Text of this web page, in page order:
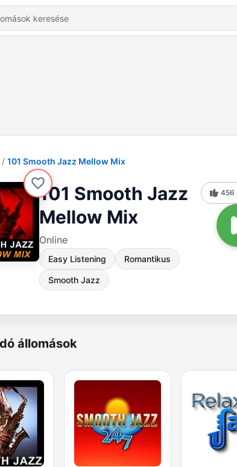
101 Smooth Jazz Mellow Mix
101 Smooth Jazz
Mellow Mix
Online
Easy Listening Romantikus
Smooth Jazz
456
állomások